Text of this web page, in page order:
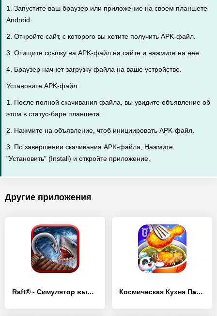
1. Запустите ваш браузер или приложение на своем планшете
Android.
2. Откройте сайт, с которого вы хотите получить APK-файл.
3. Отищите ссылку на APK-файл на сайте и нажмите на нее.
4. Браузер начнет загрузку файла на ваше устройство.
Установите APK-файл:
1. После полной скачивания файла, вы увидите объявление об
этом в статус-баре планшета.
2. Нажмите на объявление, чтоб инициировать APK-файл.
3. По завершении скачивания APK-файла, Нажмите
"Установить" (Install) и откройте приложение.
Другие приложения
Raft® - Симулятор выживания - [Взлом/МОД Unlocked] Космическая Кухня Панды - [Взлом/МОД Все открыто]